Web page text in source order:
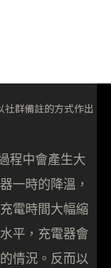
社群備註的方式作出
程中會產生大
一時的降溫，
電時間大幅縮
平，充電器會
情況。反而以